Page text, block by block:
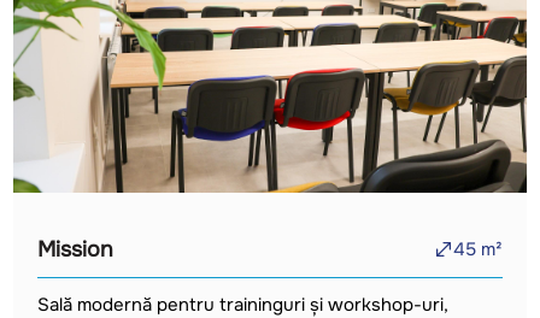
Mission 45m²
Sală modernă pentru traininguri și workshop-uri,